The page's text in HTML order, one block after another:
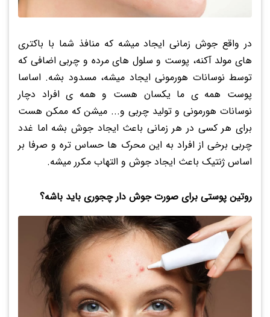
در واقع جوش زمانی ایجاد میشه که منافذ شما با باکتری
های مولد آکنه، پوست و سلول های مرده و چربی اضافی که
توسط نوسانات هورمونی ایجاد میشه، مسدود بشه. اساسا
پوست همه ی ما یکسان هست و همه ی افراد دچار
نوسانات هورمونی و تولید چربی و... میشن که ممکن هست
برای هر کسی در هر زمانی باعث ایجاد جوش بشه اما غدد
چربی برخی از افراد به این محرک ها حساس تره و صرفا بر
اساس ژنتیک باعث ایجاد جوش و التهاب مکرر میشه.
روتین پوستی برای صورت جوش دار چجوری باید باشه؟